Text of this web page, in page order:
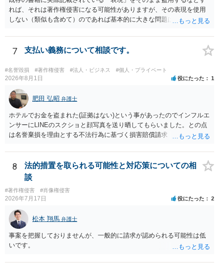
の作家の例は、許諾を得ている、権利が消滅している、侵害に当たら
ない、又は単に権利行使されていないなど、様々な可能性がありま
す。他人が販売していることだけでは、適法とは判断できません。
れば、それは著作権侵害になる可能性がありますが、その表現を使用
しない（類似も含めて）のであれば基本的に大きな問題は生じないか
現」であり、昔話の大筋や設定の骨子だけを使うのは、一般にアイデ
ア利用の範囲です。 一方で、特定の作品の文章をそのまま使うことは
もちろん、表現の選び方や展開が「その作品の本質的特徴を直接感得
できる」レベルだと、翻案や二次的著作物の問題が出ますのでこの点
はご留意ください。
7 支払い義務について相談です。
#名誉毀損 #著作権侵害 #法人・ビジネス #個人・プライベート
2026年8月1日 役にたった 1
肥田 弘昭 弁護士
ホテルでお金を盗まれた(証拠はない)という事があったのでインフルエ
ンサーにLINEのスクショと顔写真を送り晒してもらいました。との点
は名誉棄損を理由とする不法行為に基づく損害賠償請求（共同不法行
その人が会社を経営しているようで仕事が飛んだとのことでその分の
賠償金と8人分の従業員の年間利益を請求すると言われています。」で
の計算がすべて損害とならないかと思いますので、損害額で争っても
良いかと思います。ご参考にしてください。
8
法的措置を取られる可能性と対応策についての相
談
#著作権侵害 #肖像権侵害
2026年7月17日 役にたった 2
松本 翔馬 弁護士
事案を把握しておりませんが、一般的に請求が認められる可能性は低
いです。